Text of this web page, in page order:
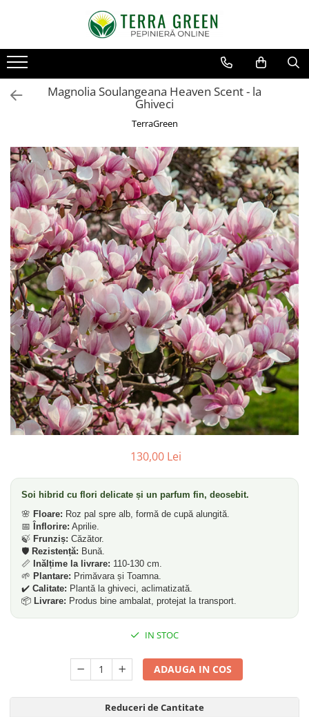
Cires
Par
Piersic
Cais
Zarzar
Prun
Nectarin
Alun
Nuc
Gutui
Dud
Corn
Smochin
Kaki
Mosmon
Arbusti fructiferi
Coacaz
Agris
Catina
Mure
Zmeura
Aronia
Afin
Magnolia Soulangeana Heaven Scent - la
Ghiveci
TerraGreen
130,00 Lei
Soi hibrid cu flori delicate și un parfum fin, deosebit.
🌸 Floare: Roz pal spre alb, formă de cupă alungită.
📅
Înflorire: Aprilie.
🍃 Frunziș: Căzător.
🛡️ Rezistență: Bună.
📏 Inălțime la livrare: 110-130 cm.
🌱 Plantare: Primăvara și Toamna.
✔️ Calitate: Plantă la ghiveci, aclimatizată.
📦 Livrare: Produs bine ambalat, protejat la transport.
IN STOC
ADAUGA IN COS
Reduceri de Cantitate